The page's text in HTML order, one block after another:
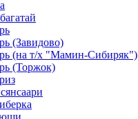
(Завидово)
(на т/х "Мамин-Сибиряк")
(Торжок)